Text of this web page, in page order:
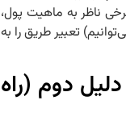
برخی ناظر به ماهیت پول،
تعبیر طریق را به
دوم (راه